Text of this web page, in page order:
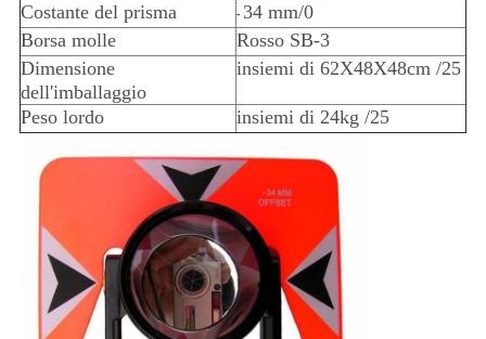
Costante del prisma
- 34 mm/0
Borsa molle
Rosso SB-3
Dimensione
dell'imballaggio
insiemi di 62X48X48cm /25
Peso lordo insiemi di 24kg /25